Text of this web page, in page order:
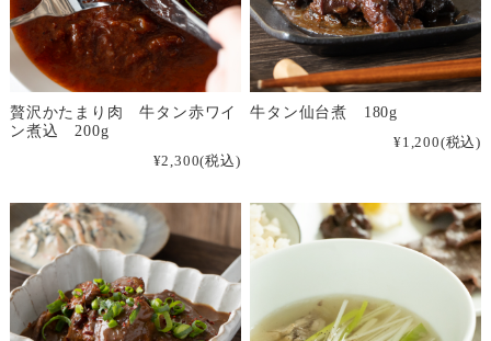
贅沢かたまり肉 牛タン赤ワイ
ン煮込 200g
¥2,300(税込)
牛タン仙台煮 180g
¥1,200(税込)